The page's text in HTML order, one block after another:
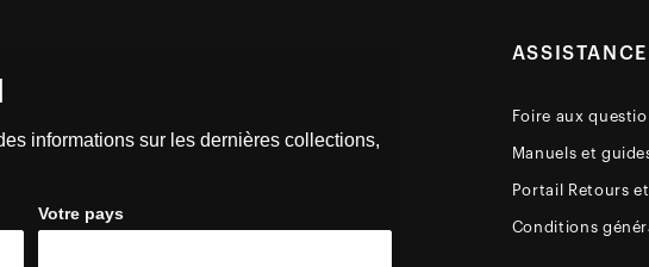
informations sur les dernières collections,
Votre pays
ASSISTANCE
Foire aux
Manuels et
Portail Retours
Conditions